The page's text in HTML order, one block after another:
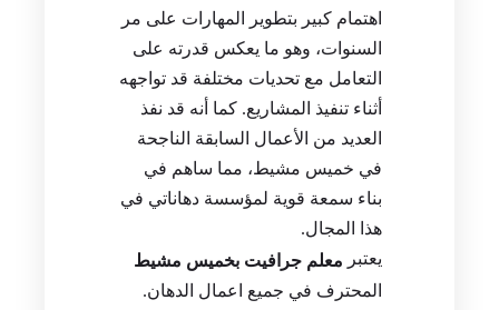
اهتمام كبير بتطوير المهارات على مر
السنوات، وهو ما يعكس قدرته على
التعامل مع تحديات مختلفة قد تواجهه
أثناء تنفيذ المشاريع. كما أنه قد نفذ
العديد من الأعمال السابقة الناجحة
في خميس مشيط، مما ساهم في
بناء سمعة قوية لمؤسسة دهاناتي في
هذا المجال.
يعتبر معلم جرافيت بخميس مشيط
المحترف في جميع اعمال الدهان.